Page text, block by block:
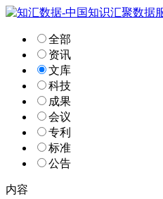
全部
资讯
文库
科技
成果
会议
专利
标准
公告
内容